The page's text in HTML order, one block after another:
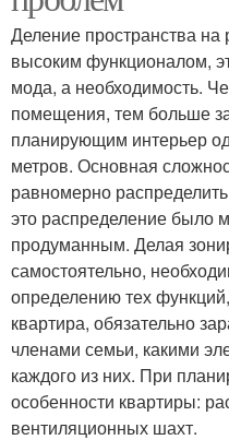
Деление пространства
высоким функционалом,
мода, а необходимость.
помещения, тем больше
планирующим интерьер
метров. Основная
равномерно
это распределение было
продуманным. Делая
самостоятельно,
определению тех
квартира, обязательно
членами семьи, какими
каждого из них. При
особенности квартиры:
вентиляционных шахт.